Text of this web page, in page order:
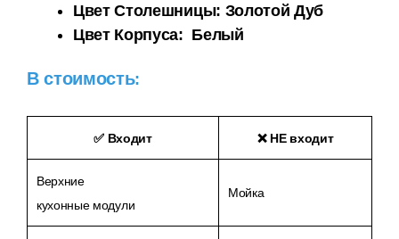
Цвет Столешницы: Золотой Дуб
Цвет Корпуса: Белый
В стоимость:
✅ Входит ❌ НЕ входит
Верхние
кухонные модули
Мойка